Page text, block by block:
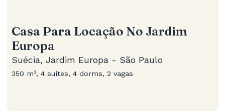
Casa Para Locação No Jardim
Europa
Suécia, Jardim Europa - São Paulo
350 m², 4 suítes, 4 dorms, 2 vagas